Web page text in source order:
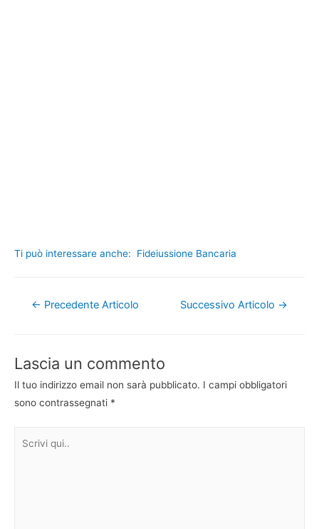
Ti può interessare anche: Fideiussione Bancaria
Navigazione
← Precedente Articolo Successivo Articolo →
Lascia un commento
Il tuo indirizzo email non sarà pubblicato. I campi obbligatori
sono contrassegnati *